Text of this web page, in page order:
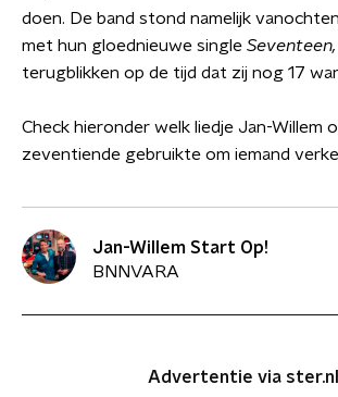
doen. De band stond namelijk
met hun gloednieuwe single Seventeen,
terugblikken op de tijd dat zij nog 17
Check hieronder welk liedje Jan-Willem
zeventiende gebruikte om iemand
Jan-Willem Start Op!
BNNVARA
Advertentie via ster.nl